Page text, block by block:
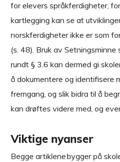
for elevers språkferdigheter,
kartlegging kan se at
norskferdigheter ikke er som
(s. 48). Bruk av
rundt § 3.6 kan dermed gi
å dokumentere og identifisere
fremgang, og slik bidra til å
kan drøftes videre med, og
Viktige nyanser
Begge artiklene bygger på